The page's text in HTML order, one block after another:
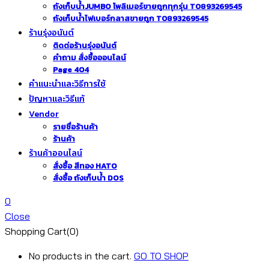
ถังเก็บน้ำJUMBO โพลิเมอร์ขายถูกทุกรุ่น T0893269545
ถังเก็บน้ำไฟเบอร์กลาสขายถูก T0893269545
ร้านรุ่งอนันต์
ติดต่อร้านรุ่งอนันต์
คำถาม สั่งซื้อออนไลน์
Page 404
คำแนะนำและวิธีการใช้
ปัญหาและวิธีแก้
Vendor
รายชื่อร้านค้า
ร้านค้า
ร้านค้าออนไลน์
สั่งซื้อ สีทอง HATO
สั่งซื้อ ถังเก็บน้ำ DOS
0
Close
Shopping Cart(0)
No products in the cart. GO TO SHOP